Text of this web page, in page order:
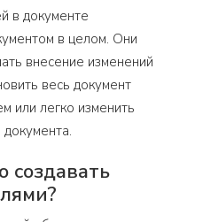
в документе
в целом. Они
внесение изменений
весь документ
или легко изменить
создавать